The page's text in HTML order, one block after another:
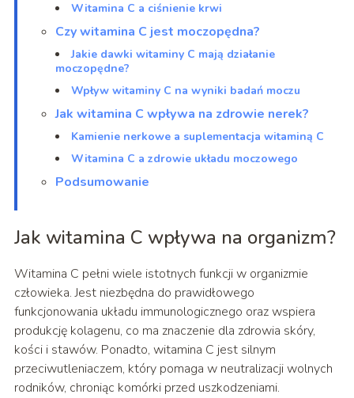
Witamina C a ciśnienie krwi
Czy witamina C jest moczopędna?
Jakie dawki witaminy C mają działanie
moczopędne?
Wpływ witaminy C na wyniki badań moczu
Jak witamina C wpływa na zdrowie nerek?
Kamienie nerkowe a suplementacja witaminą C
Witamina C a zdrowie układu moczowego
Podsumowanie
Jak witamina C wpływa na organizm?
Witamina C pełni wiele istotnych funkcji w organizmie
człowieka. Jest niezbędna do prawidłowego
funkcjonowania układu immunologicznego oraz wspiera
produkcję kolagenu, co ma znaczenie dla zdrowia skóry,
kości i stawów. Ponadto, witamina C jest silnym
przeciwutleniaczem, który pomaga w neutralizacji wolnych
rodników, chroniąc komórki przed uszkodzeniami.